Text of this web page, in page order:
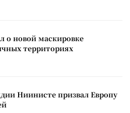
о новой маскировке
территориях
Ниинисте призвал Европу